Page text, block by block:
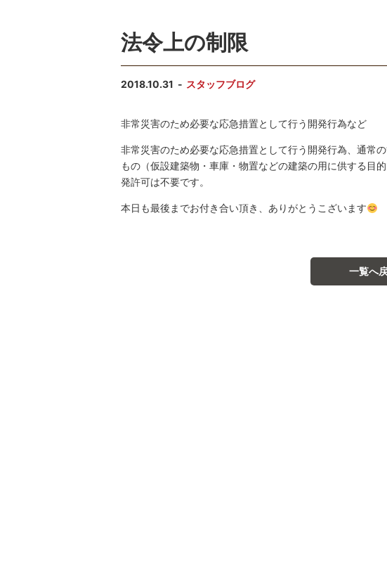
法令上の制限
2018.10.31 スタッフブログ
非常災害のため必要な応急措置として行う開発行為など
非常災害のため必要な応急措置として行う開発行為、通常
もの（仮設建築物・車庫・物置などの建築の用に供する目
発許可は不要です。
本日も最後までお付き合い頂き、ありがとうこざいます
一覧へ